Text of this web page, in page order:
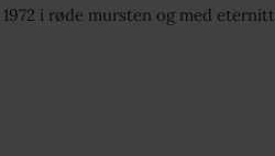
i røde mursten og med
efter en overordnet